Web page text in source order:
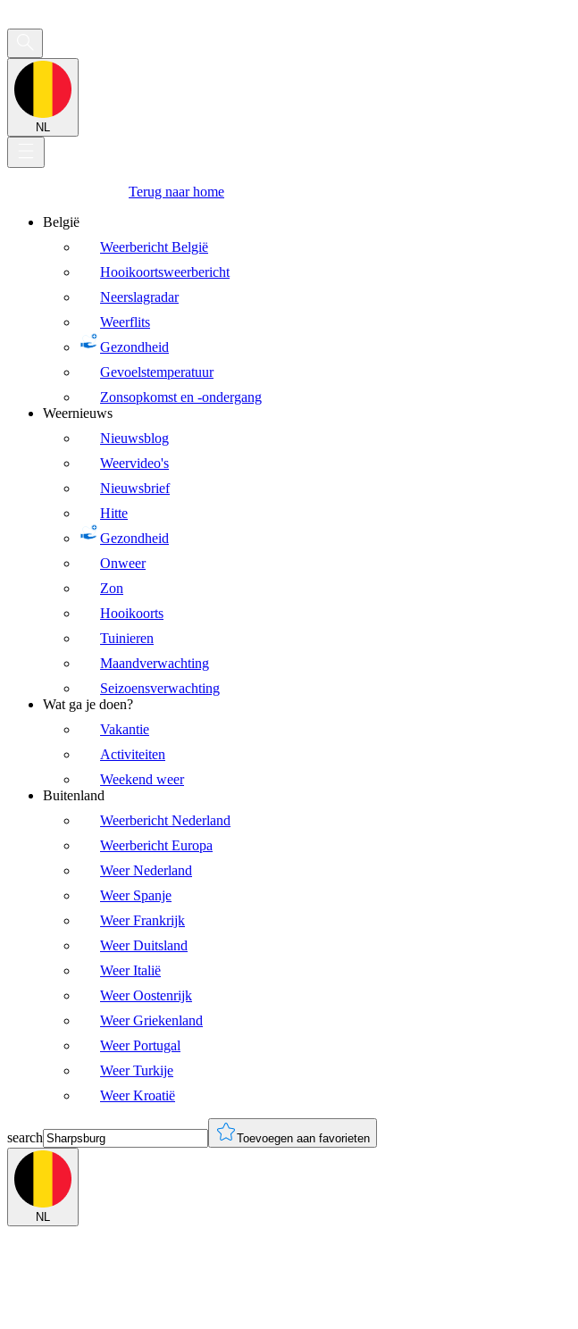
NL
Terug naar home
België
Weerbericht België
Hooikoortsweerbericht
Neerslagradar
Weerflits
Gezondheid
Gevoelstemperatuur
Zonsopkomst en -ondergang
Weernieuws
Nieuwsblog
Weervideo's
Nieuwsbrief
Hitte
Gezondheid
Onweer
Zon
Hooikoorts
Tuinieren
Maandverwachting
Seizoensverwachting
Wat ga je doen?
Vakantie
Activiteiten
Weekend weer
Buitenland
Weerbericht Nederland
Weerbericht Europa
Weer Nederland
Weer Spanje
Weer Frankrijk
Weer Duitsland
Weer Italië
Weer Oostenrijk
Weer Griekenland
Weer Portugal
Weer Turkije
Weer Kroatië
search Toevoegen aan favorieten
NL